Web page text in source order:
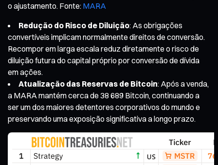
o ajustamento. Fonte: MARA
Redução do Risco de Diluição: As obrigações
convertíveis implicam normalmente direitos de conversão.
Recompor em larga escala reduz diretamente o risco de
diluição futura do capital próprio por conversão de dívida
em ações.
Atualização das Reservas de Bitcoin: Após a venda,
a MARA mantém cerca de 38 689 Bitcoin, continuando a
ser um dos maiores detentores corporativos do mundo e
preservando uma exposição significativa a longo prazo.